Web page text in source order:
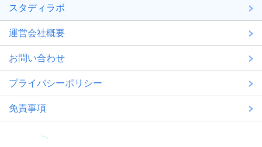
スタディラボ
運営会社概要
お問い合わせ
プライバシーポリシー
免責事項